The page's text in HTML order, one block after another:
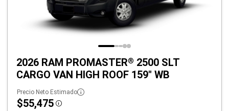
2026 RAM PROMASTER® 2500 SLT
CARGO VAN HIGH ROOF 159" WB
Precio Neto Estimado
$55,475 Disclosure